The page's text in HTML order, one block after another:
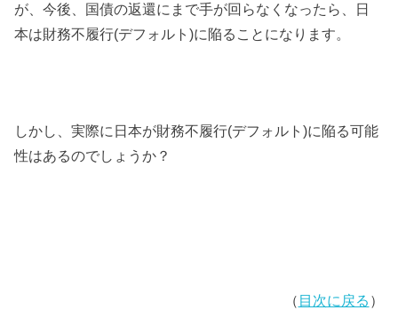
が、今後、国債の返還にまで手が回らなくなったら、日
本は財務不履行(デフォルト)に陥ることになります。
しかし、実際に日本が財務不履行(デフォルト)に陥る可能
性はあるのでしょうか？
（ 目次に戻る ）